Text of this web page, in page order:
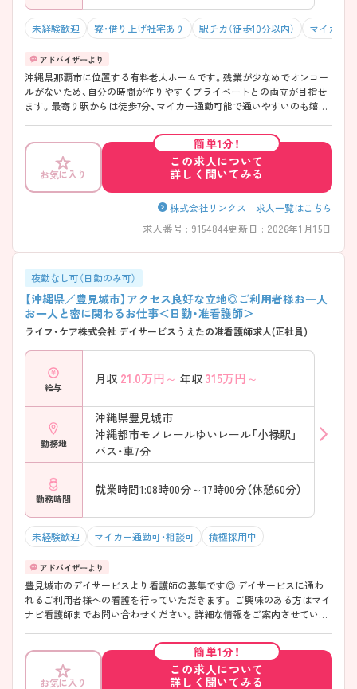
未経験歓迎 寮・借り上げ社宅あり 駅チカ（徒歩10分以内） マイカー
沖縄県那覇市に位置する有料老人ホームです。残業が少なめでオンコー
ルがないため、自分の時間が作りやすくプライベートとの両立が目指せ
ます。最寄り駅からは徒歩7分、マイカー通勤可能で通いやすいのも嬉し
細をお話しいたしますのでお気軽にご相談ください！
お気に入り
簡単1分！
この求人について
詳しく聞いてみる
株式会社リンクス 求人一覧はこちら
求人番号 : 9154844更新日 : 2026年1月15日
夜勤なし可（日勤のみ可）
【沖縄県／豊見城市】アクセス良好な立地◎ご利用者様お一人
お一人と密に関わるお仕事＜日勤・准看護師＞
ライフ・ケア株式会社 デイサービスうえたの准看護師求人(正社員)
給与
月収 21.0万円～ 年収 315万円～
勤務地
沖縄県豊見城市
沖縄都市モノレールゆいレール「小禄駅」
バス・車7分
勤務時間
就業時間1:08時00分～17時00分（休憩60分）
未経験歓迎 マイカー通勤可・相談可 積極採用中
豊見城市のデイサービスより看護師の募集です◎ デイサービスに通わ
れるご利用者様への看護を行っていただきます。 ご興味のある方はマイ
ナビ看護師までお問い合わせください。詳細な情報をご案内させていた
お気に入り
簡単1分！
この求人について
詳しく聞いてみる